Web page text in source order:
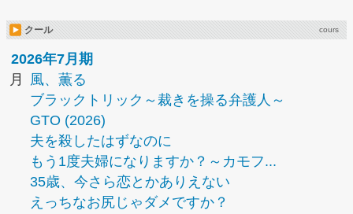
クール cours
2026年7月期
月
風、薫る
ブラックトリック～裁きを操る弁護人～
GTO (2026)
夫を殺したはずなのに
もう1度夫婦になりますか？～カモフ...
35歳、今さら恋とかありえない
えっちなお尻じゃダメですか？